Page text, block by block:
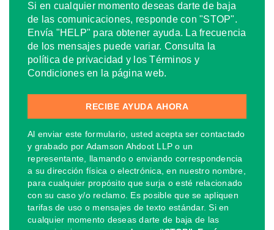
Si en cualquier momento deseas darte de baja
de las comunicaciones, responde con "STOP".
Envía "HELP" para obtener ayuda. La frecuencia
de los mensajes puede variar. Consulta la
política de privacidad y los Términos y
Condiciones en la página web.
Al enviar este formulario, usted acepta ser contactado
y grabado por Adamson Ahdoot LLP o un
representante, llamando o enviando correspondencia
a su dirección física o electrónica, en nuestro nombre,
para cualquier propósito que surja o esté relacionado
con su caso y/o reclamo. Es posible que se apliquen
tarifas de uso o mensajes de texto estándar. Si en
cualquier momento deseas darte de baja de las